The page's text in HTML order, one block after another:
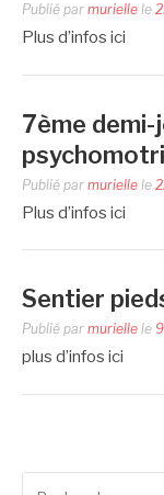
Publié par murielle le
Plus d’infos ici
7ème
Publié par murielle le
Plus d’infos ici
Sentier
Publié par murielle le
plus d’infos ici